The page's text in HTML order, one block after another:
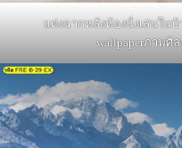
แต่งฉากหลังห้องนั่งเล่นใน
wallpaperภาพศิ